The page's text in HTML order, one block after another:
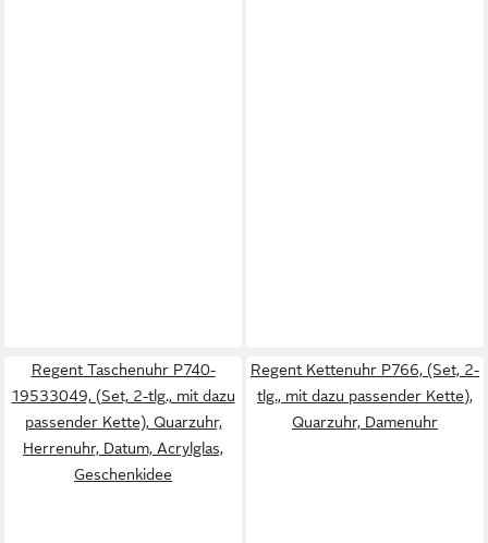
Regent Taschenuhr P740-
19533049, (Set, 2-tlg., mit dazu
passender Kette), Quarzuhr,
Herrenuhr, Datum, Acrylglas,
Geschenkidee
Regent Kettenuhr P766, (Set, 2-
tlg., mit dazu passender Kette),
Quarzuhr, Damenuhr